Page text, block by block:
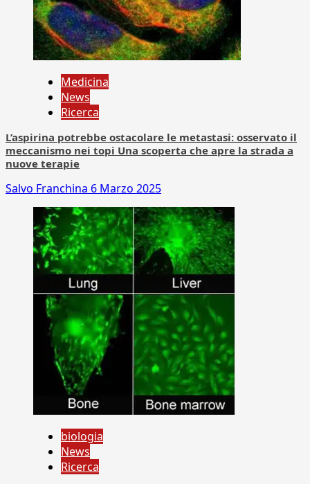
Medicina
News
Ricerca
L’aspirina potrebbe ostacolare le metastasi: osservato il
meccanismo nei topi Una scoperta che apre la strada a
nuove terapie
Salvo Franchina 6 Marzo 2025
biologia
News
Ricerca